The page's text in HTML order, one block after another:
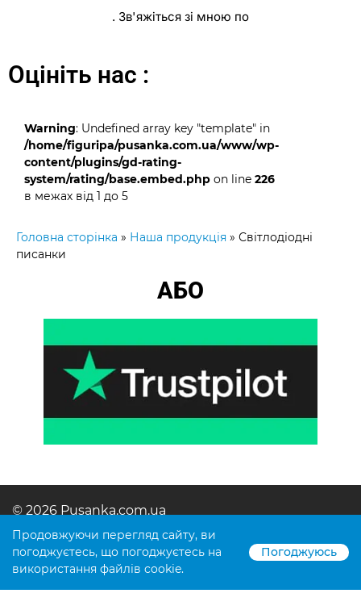
. Зв'яжіться зі мною по
Оцініть нас :
Warning: Undefined array key "template" in
/home/figuripa/pusanka.com.ua/www/wp-
content/plugins/gd-rating-
system/rating/base.embed.php on line 226
в межах від 1 до 5
Головна сторінка » Наша продукція » Світлодіодні
писанки
АБО
© 2026 Pusanka.com.ua
Розробка сайту -Taras Mushii
Продовжуючи перегляд сайту, ви
погоджуєтесь, що погоджуєтесь на
використання файлів cookie.
Погоджуюсь